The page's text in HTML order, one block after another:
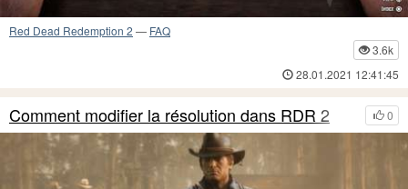
Red Dead Redemption 2 — FAQ
3.6k
28.01.2021 12:41:45
0
Comment modifier la résolution dans RDR 2